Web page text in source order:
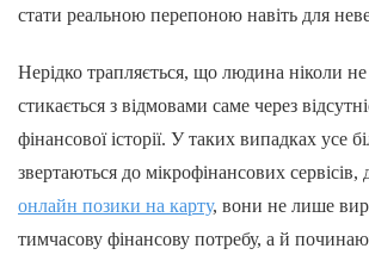
стати реальною перепоною навіть для
Нерідко трапляється, що людина ніколи не
стикається з відмовами саме через
фінансової історії. У таких випадках усе
звертаються до мікрофінансових
онлайн позики на карту, вони не лише
тимчасову фінансову потребу, а й